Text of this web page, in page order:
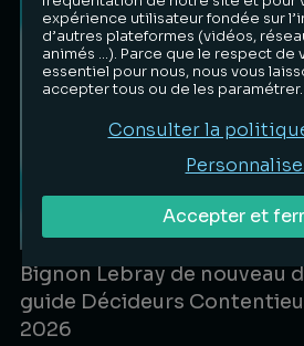
Bignon Lebray de nouveau
guide Décideurs
2026
expérience utilisateur fondée sur
d’autres plateformes (vidéos,
animés …). Parce que le respect de
essentiel pour nous, nous vous
accepter tous ou de les paramétrer.
Consulter la
Accepter et